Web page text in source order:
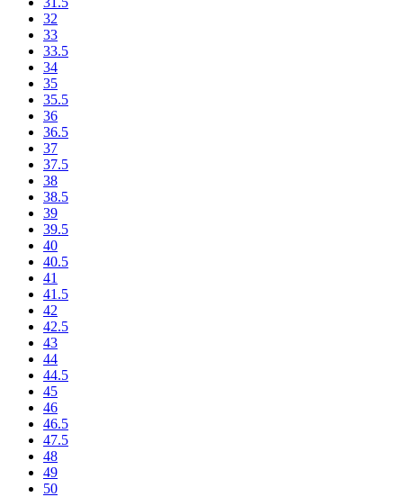
32
33
33.5
34
35
35.5
36
36.5
37
37.5
38
38.5
39
39.5
40
40.5
41
41.5
42
42.5
43
44
44.5
45
46
46.5
47.5
48
49
50